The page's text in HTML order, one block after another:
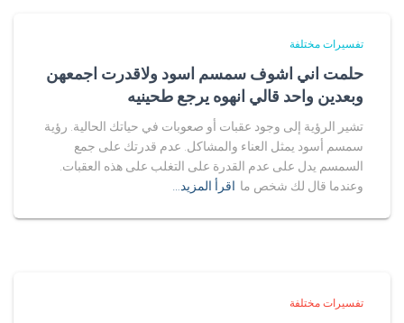
تفسيرات مختلفة
حلمت اني اشوف سمسم اسود ولاقدرت اجمعهن
وبعدين واحد قالي انهوه يرجع طحينيه
تشير الرؤية إلى وجود عقبات أو صعوبات في حياتك الحالية. رؤية
سمسم أسود يمثل العناء والمشاكل. عدم قدرتك على جمع
السمسم يدل على عدم القدرة على التغلب على هذه العقبات.
وعندما قال لك شخص ما اقرأ المزيد…
تفسيرات مختلفة